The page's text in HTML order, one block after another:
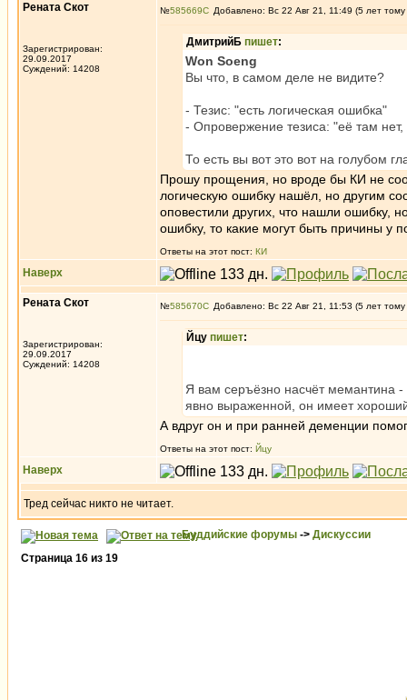
Рената Скот
Зарегистрирован:
29.09.2017
Суждений: 14208
№585669 Добавлено: Вс 22 Авг 21, 11:49 (5 лет тому
ДмитрийБ пишет:
Won Soeng
Вы что, в самом деле не видите?
- Тезис: "есть логическая ошибка"
- Опровержение тезиса: "её там нет,
То есть вы вот это вот на голубом
Прошу прощения, но вроде бы КИ не
логическую ошибку нашёл, но другим
оповестили других, что нашли ошибку,
ошибку, то какие могут быть причины у
Ответы на этот пост: КИ
Наверх
Рената Скот
Зарегистрирован:
29.09.2017
Суждений: 14208
№585670 Добавлено: Вс 22 Авг 21, 11:53 (5 лет тому
Йцу пишет:
Я вам серъёзно насчёт мемантина
явно выраженной, он имеет
А вдруг он и при ранней деменции
Ответы на этот пост: Йцу
Наверх
Тред сейчас никто не читает.
Буддийские форумы -> Дискуссии
Страница 16 из 19